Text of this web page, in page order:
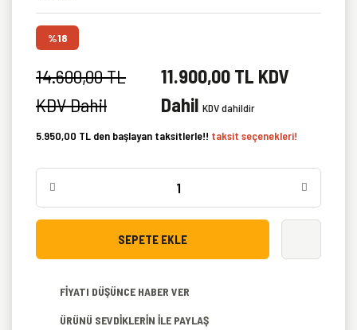
%18
14.600,00 TL
KDV Dahil
11.900,00 TL KDV
DahilKDV dahildir
5.950,00 TL den başlayan taksitlerle!! taksit seçenekleri!
SEPETE EKLE
FİYATI DÜŞÜNCE HABER VER
ÜRÜNÜ SEVDİKLERİN İLE PAYLAŞ